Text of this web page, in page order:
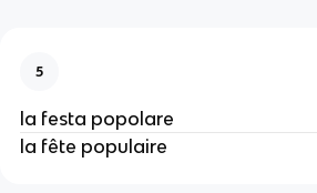
5
la festa popolare
la fête populaire